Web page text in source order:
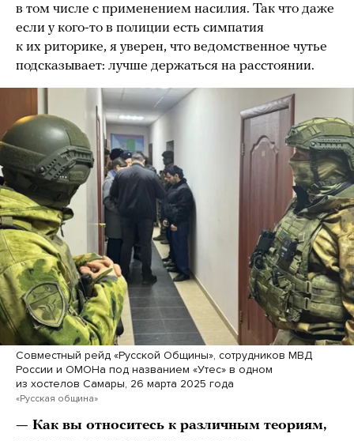
в том числе с применением насилия. Так что даже
если у кого-то в полиции есть симпатия
к их риторике, я уверен, что ведомственное чутье
подсказывает: лучше держаться на расстоянии.
Совместный рейд «Русской Общины», сотрудников МВД
России и ОМОНа под названием «Утес» в одном
из хостелов Самары, 26 марта 2025 года
«Русская община»
— Как вы относитесь к различным теориям,